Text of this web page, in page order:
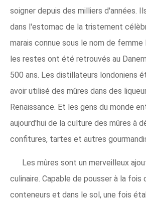
soigner depuis des milliers d'années.
dans l'estomac de la tristement
marais connue sous le nom de
les restes ont été retrouvés au
500 ans. Les distillateurs londoniens
avoir utilisé des mûres dans des
Renaissance. Et les gens du monde
aujourd'hui de la culture des mûres à
confitures, tartes et autres
Les mûres sont un merveilleux
culinaire. Capable de pousser à la fois
conteneurs et dans le sol, une fois